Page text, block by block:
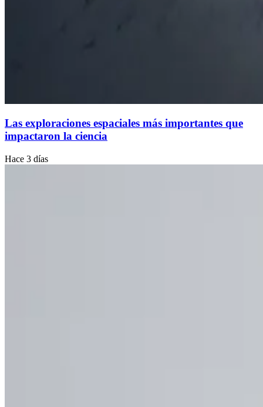
Las exploraciones espaciales más importantes que
impactaron la ciencia
Hace 3 días